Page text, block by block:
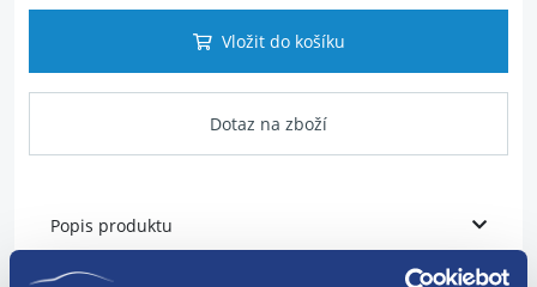
Vložit do košíku
Dotaz na zboží
Popis produktu